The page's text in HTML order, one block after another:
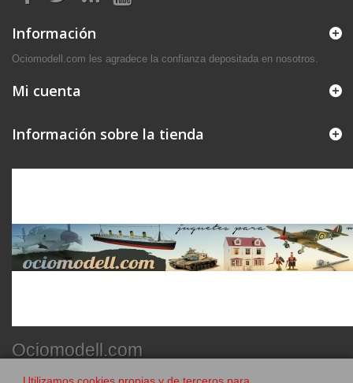
Información
Ociomodell.com les agradece la confianza depositada en nosotros.
Mi cuenta
Información sobre la tienda
Ociomodell.com